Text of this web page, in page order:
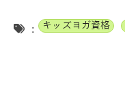
: キッズヨガ資格